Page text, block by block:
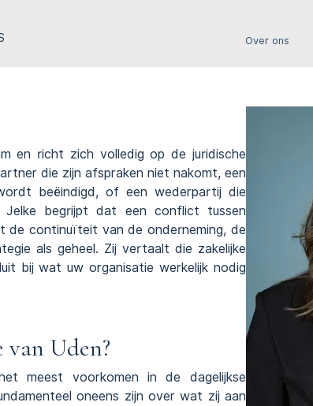
Over ons
en richt zich volledig op de juridische
die zijn afspraken niet nakomt, een
beëindigd, of een wederpartij die
Jelke begrijpt dat een conflict tussen
de continuïteit van de onderneming, de
als geheel. Zij vertaalt die zakelijke
bij wat uw organisatie werkelijk nodig
Uden?
meest voorkomen in de dagelijkse
oneens zijn over wat zij aan